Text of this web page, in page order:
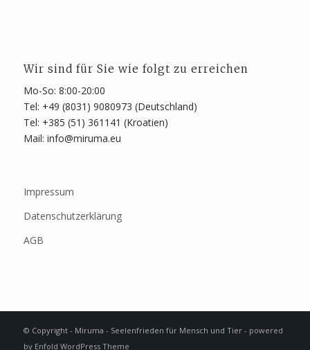
Wir sind für Sie wie folgt zu erreichen
Mo-So: 8:00-20:00
Tel: +49 (8031) 9080973 (Deutschland)
Tel: +385 (51) 361141 (Kroatien)
Mail: info@miruma.eu
Impressum
Datenschutzerklärung
AGB
© Copyright - Miruma - Seelenfrieden für Mensch und Tier - powered
by Enfold WordPress Theme